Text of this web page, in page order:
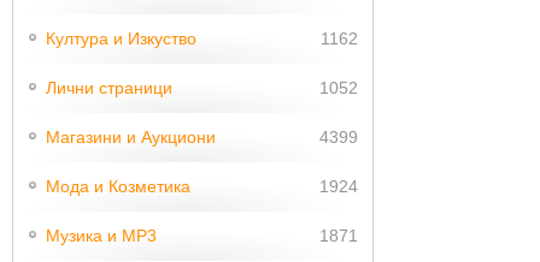
Култура и Изкуство 1162
Лични страници 1052
Магазини и Аукциони 4399
Мода и Козметика 1924
Музика и MP3 1871